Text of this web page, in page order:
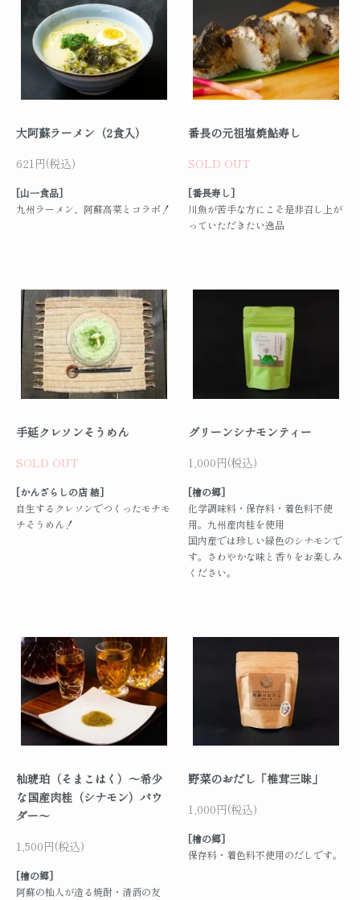
大阿蘇ラーメン（2食入）
621円(税込)
[山一食品]
九州ラーメン、阿蘇高菜とコラボ！
番長の元祖塩焼鮎寿し
SOLD OUT
[番長寿し]
川魚が苦手な方にこそ是非召し上が
っていただきたい逸品
手延クレソンそうめん
SOLD OUT
[かんざらしの店 結]
自生するクレソンでつくったモチモ
チそうめん！
グリーンシナモンティー
1,000円(税込)
[檜の郷]
化学調味料・保存料・着色料不使
用。九州産肉桂を使用
国内産では珍しい緑色のシナモンで
す。さわやかな味と香りをお楽しみ
ください。
杣琥珀（そまこはく）～希少
な国産肉桂（シナモン）パウ
ダー～
1,500円(税込)
[檜の郷]
阿蘇の杣人が造る焼酎・清酒の友
野菜のおだし「椎茸三昧」
1,000円(税込)
[檜の郷]
保存料・着色料不使用のだしです。